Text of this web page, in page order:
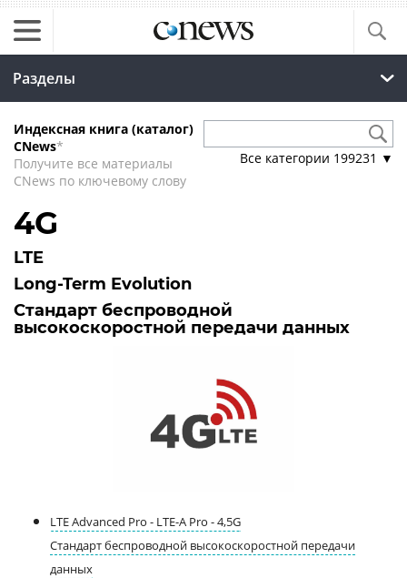
Разделы
Индексная книга (каталог)
CNews*
Получите все материалы
CNews по ключевому слову
Все категории 199231 ▼
4G
LTE
Long-Term Evolution
Стандарт беспроводной
высокоскоростной передачи данных
LTE Advanced Pro - LTE-A Pro - 4,5G
Стандарт беспроводной высокоскоростной передачи
данных